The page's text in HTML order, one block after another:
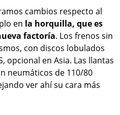
cambios respecto al
en la horquilla, que es
factoría. Los frenos sin
con discos lobulados
opcional en Asia. Las llantas
neumáticos de 110/80
ver ahí su cara más